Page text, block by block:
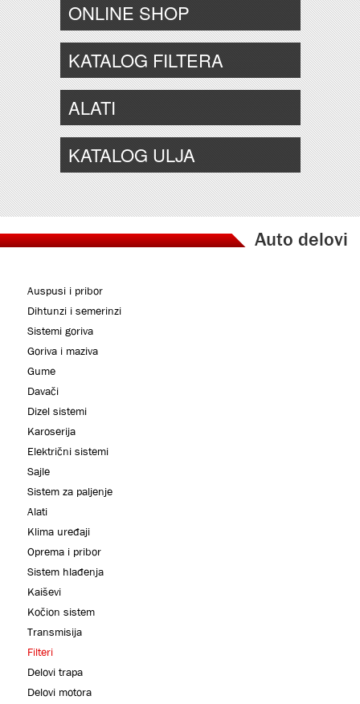
ONLINE SHOP
KATALOG FILTERA
ALATI
KATALOG ULJA
Auto delovi
Auspusi i pribor
Dihtunzi i semerinzi
Sistemi goriva
Goriva i maziva
Gume
Davači
Dizel sistemi
Karoserija
Električni sistemi
Sajle
Sistem za paljenje
Alati
Klima uređaji
Oprema i pribor
Sistem hlađenja
Kaiševi
Kočion sistem
Transmisija
Filteri
Delovi trapa
Delovi motora